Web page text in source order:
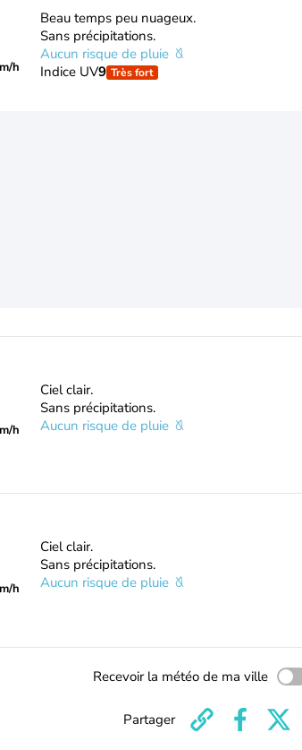
h
Beau temps peu nuageux.
Sans précipitations.
Aucun risque de pluie
Indice UV9 Très fort
h
Ciel clair.
Sans précipitations.
Aucun risque de pluie
h
Ciel clair.
Sans précipitations.
Aucun risque de pluie
Recevoir la météo de ma ville
Partager